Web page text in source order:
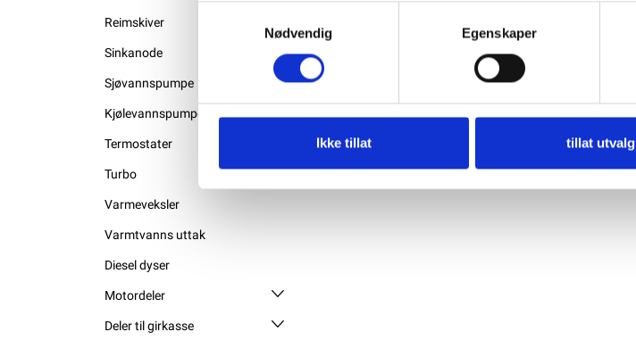
Nødvendig
Egenskaper
Ikke tillat tillat utvalg
Reimskiver
Sinkanode
Sjøvannspumpe
Kjølevannspumpe
Termostater
Turbo
Varmeveksler
Varmtvanns uttak
Diesel dyser
Motordeler
Deler til girkasse